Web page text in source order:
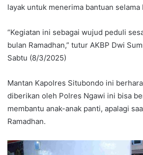
layak untuk menerima bantuan selama
“Kegiatan ini sebagai wujud peduli
bulan Ramadhan,” tutur AKBP Dwi
Sabtu (8/3/2025)
Mantan Kapolres Situbondo ini
diberikan oleh Polres Ngawi ini bisa
membantu anak-anak panti, apalagi
Ramadhan.